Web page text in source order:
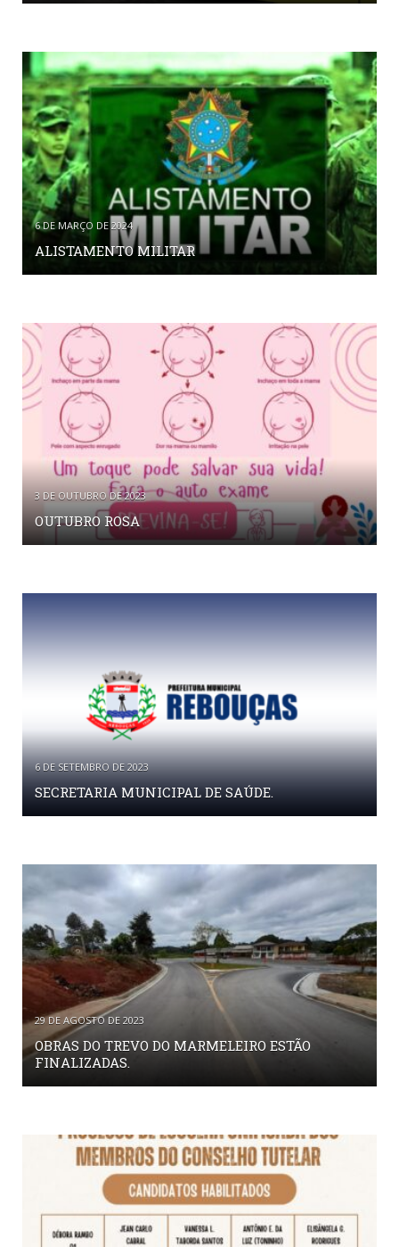
6 DE MARÇO DE 2024
ALISTAMENTO MILITAR
3 DE OUTUBRO DE 2023
OUTUBRO ROSA
6 DE SETEMBRO DE 2023
SECRETARIA MUNICIPAL DE SAÚDE.
29 DE AGOSTO DE 2023
OBRAS DO TREVO DO MARMELEIRO ESTÃO
FINALIZADAS.